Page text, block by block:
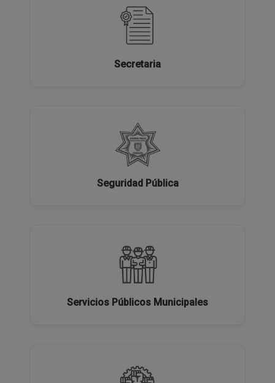
Secretaria
Seguridad Pública
Servicios Públicos Municipales